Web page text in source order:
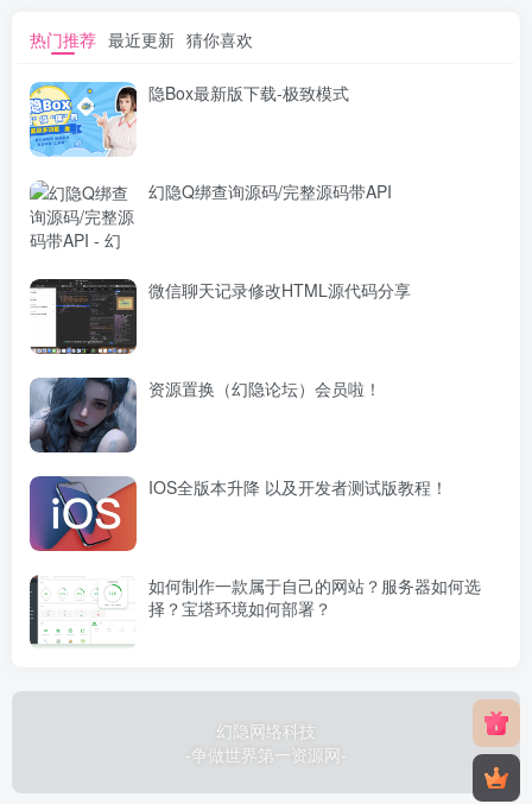
热门推荐 最近更新 猜你喜欢
隐Box最新版下载-极致模式
幻隐Q绑查询源码/完整源码带API
微信聊天记录修改HTML源代码分享
资源置换（幻隐论坛）会员啦！
IOS全版本升降 以及开发者测试版教程！
如何制作一款属于自己的网站？服务器如何选
择？宝塔环境如何部署？
幻隐网络科技
-争做世界第一资源网-